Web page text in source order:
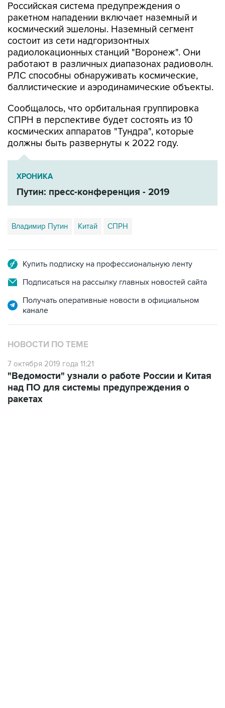
Российская система предупреждения о
ракетном нападении включает наземный и
космический эшелоны. Наземный сегмент
состоит из сети надгоризонтных
радиолокационных станций "Воронеж". Они
работают в различных диапазонах радиоволн.
РЛС способны обнаруживать космические,
баллистические и аэродинамические объекты.
Сообщалось, что орбитальная группировка
СПРН в перспективе будет состоять из 10
космических аппаратов "Тундра", которые
должны быть развернуты к 2022 году.
ХРОНИКА
Путин: пресс-конференция - 2019
Владимир Путин Китай СПРН
Купить подписку на профессиональную ленту
Подписаться на рассылку главных новостей сайта
Получать оперативные новости в официальном
канале
НОВОСТИ ПО ТЕМЕ
7 октября 2019 года 11:21
"Ведомости" узнали о работе России и Китая
над ПО для системы предупреждения о
ракетах